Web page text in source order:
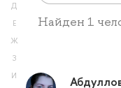
Д
Е
Ж
З
И
Найден 1